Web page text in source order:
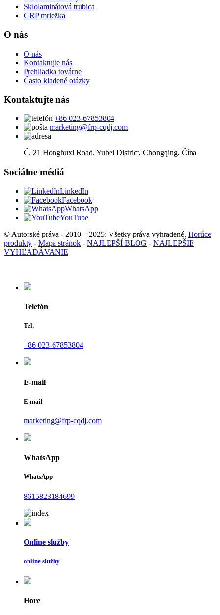
Sklolaminátová trubica
GRP mriežka
O nás
O nás
Kontaktujte nás
Prehliadka továrne
Často kladené otázky
Kontaktujte nás
+86 023-67853804
marketing@frp-cqdj.com
Č. 21 Honghuxi Road, Yubei District, Chongqing, Čína
Sociálne médiá
LinkedIn
Facebook
WhatsApp
YouTube
© Autorské práva - 2010 – 2025: Všetky práva vyhradené. Horúce
produkty - Mapa stránok - NAJLEPŠÍ BLOG - NAJLEPŠIE
VYHĽADÁVANIE
Telefón
Tel.
+86 023-67853804
E-mail
E-mail
marketing@frp-cqdj.com
WhatsApp
WhatsApp
8615823184699
Online služby
online služby
Hore